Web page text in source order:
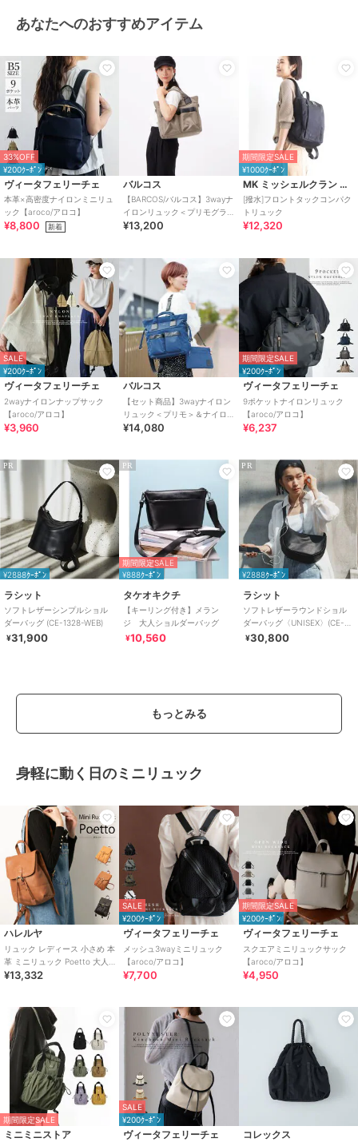
あなたへのおすすめアイテム
33%OFF
¥200ｸｰﾎﾟﾝ
ヴィータフェリーチェ
本革×高密度ナイロンミニリュ
ック【aroco/アロコ】
¥8,800 新着
バルコス
【BARCOS/バルコス】3wayナ
イロンリュック＜プリモグラ
ンデ＞
¥13,200
期間限定SALE
¥1000ｸｰﾎﾟﾝ
MK ミッシェルクラン バッグ
[撥水]フロントタックコンパク
トリュック
¥12,320
SALE
¥200ｸｰﾎﾟﾝ
ヴィータフェリーチェ
2wayナイロンナップサック
【aroco/アロコ】
¥3,960
バルコス
【セット商品】3wayナイロン
リュック＜プリモ＞＆ナイロ
ンサコッシュ
¥14,080
期間限定SALE
¥200ｸｰﾎﾟﾝ
ヴィータフェリーチェ
9ポケットナイロンリュック
【aroco/アロコ】
¥6,237
PR
¥2888ｸｰﾎﾟﾝ
ラシット
ソフトレザーシンプルショル
ダーバッグ (CE-1328-WEB)
¥31,900
PR
期間限定SALE
¥888ｸｰﾎﾟﾝ
タケオキクチ
【キーリング付き】メラン
ジ 大人ショルダーバッグ
¥10,560
PR
¥2888ｸｰﾎﾟﾝ
ラシット
ソフトレザーラウンドショル
ダーバッグ〈UNISEX〉(CE-
1326)
¥30,800
もっとみる
身軽に動く日のミニリュック
ハレルヤ
リュック レディース 小さめ 本
革 ミニリュック Poetto 大人
バッグ シンプル ミニ
¥13,332
SALE
¥200ｸｰﾎﾟﾝ
ヴィータフェリーチェ
メッシュ3wayミニリュック
【aroco/アロコ】
¥7,700
期間限定SALE
¥200ｸｰﾎﾟﾝ
ヴィータフェリーチェ
スクエアミニリュックサック
【aroco/アロコ】
¥4,950
期間限定SALE
ミニミニストア
SALE
¥200ｸｰﾎﾟﾝ
ヴィータフェリーチェ コレックス